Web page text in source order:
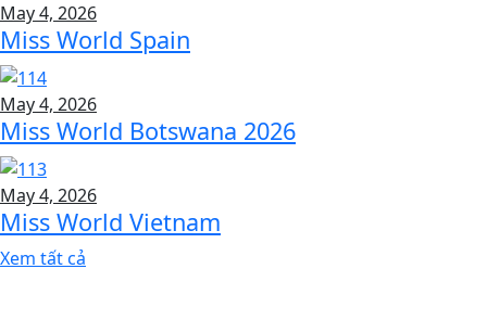
May 4, 2026
Miss World Spain
May 4, 2026
Miss World Botswana 2026
May 4, 2026
Miss World Vietnam
Xem tất cả